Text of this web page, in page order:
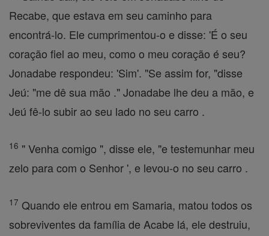
Recabe, que estava em seu caminho para
encontrá-lo. Ele cumprimentou-o e disse: 'É o seu
coração fiel ao meu, como o meu coração é seu?
Jonadabe respondeu: 'Sim'. "Se assim for, "disse
Jeú: "me dê sua mão ." Jonadabe lhe deu a mão, e
Jeú fê-lo subir ao seu lado no seu carro .
16 " Venha comigo ", disse ele, "e testemunhar meu
zelo para com o Senhor ', e levou-o no seu carro .
17 Quando ele entrou em Samaria, matou todos os
sobreviventes da família de Acabe lá, ele destruiu,